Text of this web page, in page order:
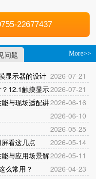
22677437
More>>
问题
2026-07-21
显示器的设计
2026-07-21
12.1触摸显示
2026-06-16
与现场适配讲
2026-06-10
2026-05-25
2026-05-14
看这几点
2026-05-11
与应用场景解
2026-04-23
么常用？